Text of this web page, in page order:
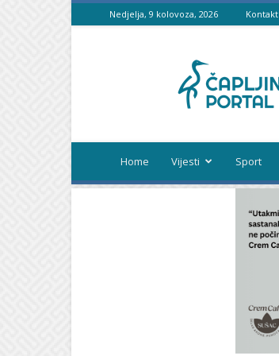
Nedjelja, 9 kolovoza, 2026 Kontakt
portal
Home Vijesti Sport